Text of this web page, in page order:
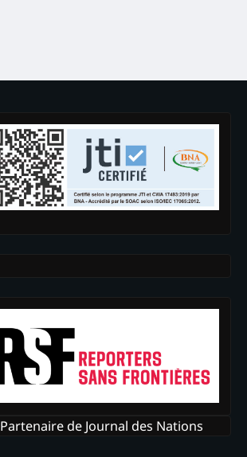
Partenaire de Journal des Nations